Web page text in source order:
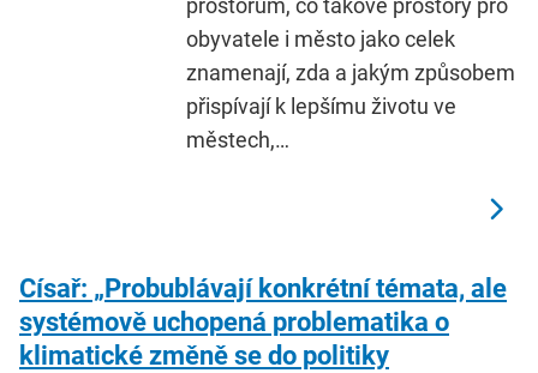
prostorům, co takové prostory pro
obyvatele i město jako celek
znamenají, zda a jakým způsobem
přispívají k lepšímu životu ve
městech,…
Císař: „Probublávají konkrétní témata, ale
systémově uchopená problematika o
klimatické změně se do politiky